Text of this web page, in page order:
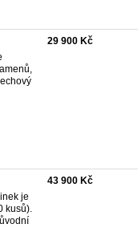
29 900 Kč
je
kusů).
43 900 Kč